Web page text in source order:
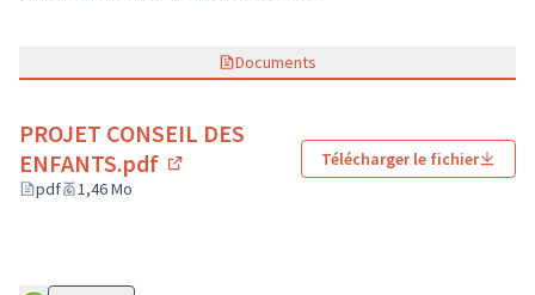
Documents
PROJET CONSEIL DES
ENFANTS.pdf
(Lien externe)
pdf 1,46 Mo
Télécharger le fichier